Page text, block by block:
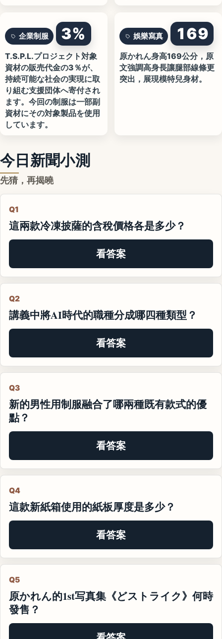
企業制服 3%
T.S.P.L.プロジェクト対象
資材の販売代金の3％が、
持続可能な社会の実現に取
り組む支援団体へ寄付され
ます。今回の制服は一部副
資材にその対象製品を使用
しています。
娛樂寫真 169
原かれん身高169公分，原
文強調高身長讓腿部線條更
突出，展現模特兒身材。
今日新聞小測
先猜，再揭曉
Q1
這兩款冷凍披薩的含稅價格各是多少？
看答案
Q2
講義中將AI時代的職種分成哪四種類型？
看答案
Q3
新的男性用制服融合了哪兩種既有款式的優
點？
看答案
Q4
這款新紙箱使用的紙板厚度是多少？
看答案
Q5
原かれん的1st写真集《どストライク》何時
發售？